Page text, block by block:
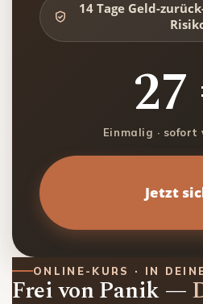
14 Tage Geld-
Einmalig · sofort
ONLINE-KURS · IN
Frei von Panik —